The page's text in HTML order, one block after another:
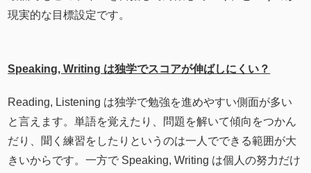
現実的な目標設定です。
Speaking, Writing は独学でスコアが伸ばしにくい？
Reading, Listening は独学で勉強を進めやすい側面が多い
と言えます。単語を覚えたり、問題を解いて傾向をつかん
だり、聞く練習をしたりというのは一人でできる範囲が大
きいからです。一方で Speaking, Writing は個人の努力だけ